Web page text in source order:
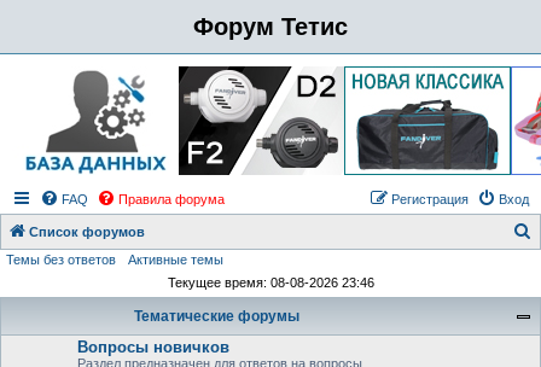
Форум Тетис
FAQ Правила форума Вход
Регистрация
Список форумов
Темы без ответов
Активные темы
Текущее время: 08-08-2026 23:46
Тематические форумы
Вопросы новичков
Раздел предназначен для ответов на вопросы